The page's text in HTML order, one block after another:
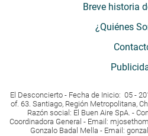
Breve historia
¿Quiénes
El Desconcierto - Fecha de Inicio: 05 -
of. 63. Santiago, Región Metropolitana,
Razón social: El Buen Aire SpA. -
Coordinadora General - Email:
Gonzalo Badal Mella - Email: